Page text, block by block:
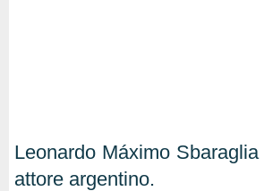
Leonardo Máximo
attore argentino.